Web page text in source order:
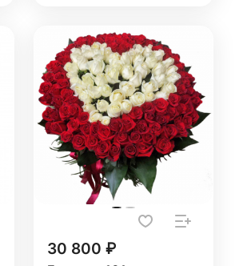
30 800 ₽